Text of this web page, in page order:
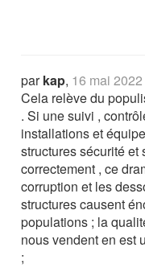
parkap, 16 mai
Cela relève du
. Si une suivi ,
installations et
structures sécurité
correctement , ce
corruption et les
structures causent
populations ; la
nous vendent en est
;